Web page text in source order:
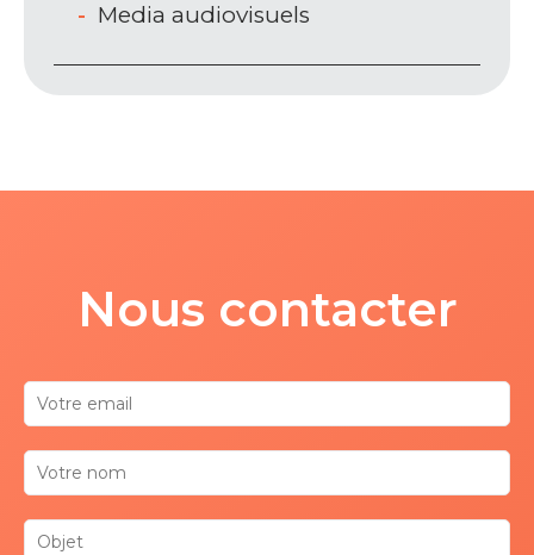
Media audiovisuels
Nous contacter